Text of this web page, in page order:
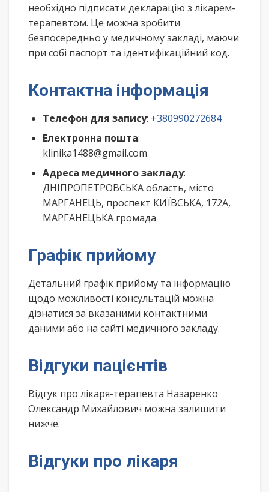
необхідно підписати декларацію з лікарем-
терапевтом. Це можна зробити
безпосередньо у медичному закладі, маючи
при собі паспорт та ідентифікаційний код.
Контактна інформація
Телефон для запису: +380990272684
Електронна пошта:
klinika1488@gmail.com
Адреса медичного закладу:
ДНІПРОПЕТРОВСЬКА область, місто
МАРГАНЕЦЬ, проспект КИЇВСЬКА, 172А,
МАРГАНЕЦЬКА громада
Графік прийому
Детальний графік прийому та інформацію
щодо можливості консультацій можна
дізнатися за вказаними контактними
даними або на сайті медичного закладу.
Відгуки пацієнтів
Відгук про лікаря-терапевта Назаренко
Олександр Михайлович можна залишити
нижче.
Відгуки про лікаря